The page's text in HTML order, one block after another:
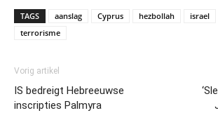
TAGS aanslag Cyprus hezbollah israel
terrorisme
Vorig artikel
IS bedreigt Hebreeuwse
inscripties Palmyra